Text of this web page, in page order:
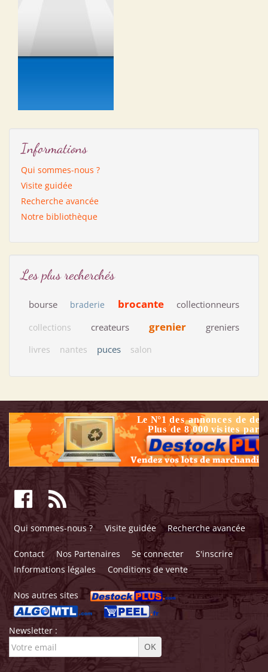
Informations
Qui sommes-nous ?
Visite guidée
Recherche avancée
Notre bibliothèque
Les plus recherchés
bourse braderie brocante collectionneurs
collections createurs grenier greniers
livres nantes puces salon
Qui sommes-nous ? Visite guidée Recherche avancée
Contact Nos Partenaires Se connecter
S'inscrire
Informations légales
Conditions de vente
Nos autres sites
Newsletter :